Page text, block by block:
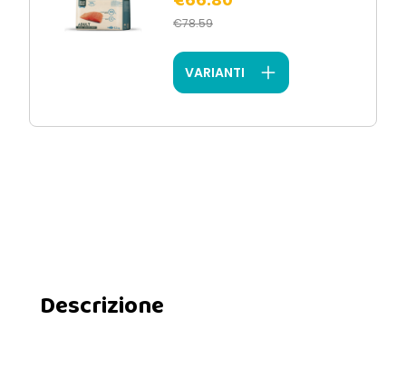
€78.59
VARIANTI
Descrizione